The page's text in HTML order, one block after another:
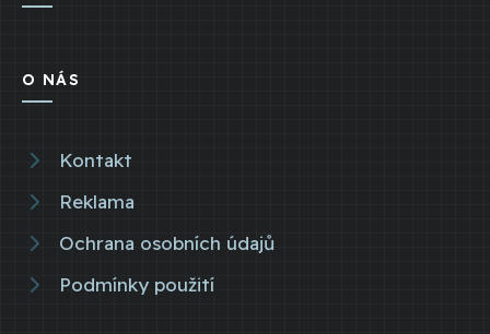
O NÁS
Kontakt
Reklama
Ochrana osobních údajů
Podmínky použití